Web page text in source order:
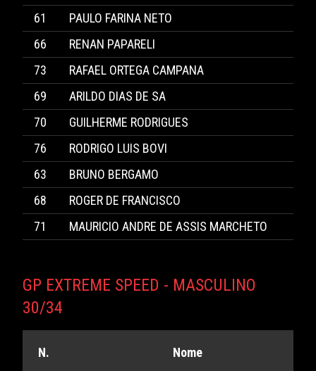
61
PAULO FARINA NETO
66
RENAN PAPARELI
73
RAFAEL ORTEGA CAMPANA
69
ARILDO DIAS DE SA
70
GUILHERME RODRIGUES
76
RODRIGO LUIS BOVI
63
BRUNO BERGAMO
68
ROGER DE FRANCISCO
71
MAURICIO ANDRE DE ASSIS MARCHETO
GP EXTREME SPEED - MASCULINO
30/34
N. Nome